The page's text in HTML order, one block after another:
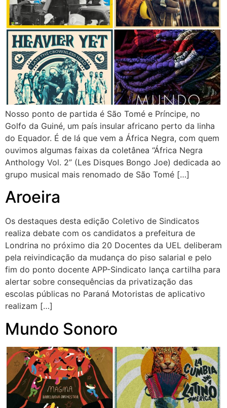
Nosso ponto de partida é São Tomé e Príncipe, no
Golfo da Guiné, um país insular africano perto da linha
do Equador. É de lá que vem a África Negra, com quem
ouvimos algumas faixas da coletânea “África Negra
Anthology Vol. 2” (Les Disques Bongo Joe) dedicada ao
grupo musical mais renomado de São Tomé […]
Aroeira
Os destaques desta edição Coletivo de Sindicatos
realiza debate com os candidatos a prefeitura de
Londrina no próximo dia 20 Docentes da UEL deliberam
pela reivindicação da mudança do piso salarial e pelo
fim do ponto docente APP-Sindicato lança cartilha para
alertar sobre consequências da privatização das
escolas públicas no Paraná Motoristas de aplicativo
realizam […]
Mundo Sonoro